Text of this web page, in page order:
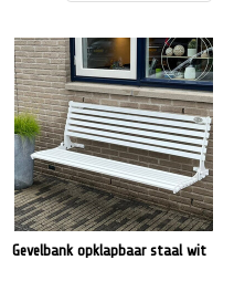
Gevelbank opklapbaar staal wit